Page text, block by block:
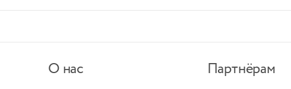
О нас Партнёрам